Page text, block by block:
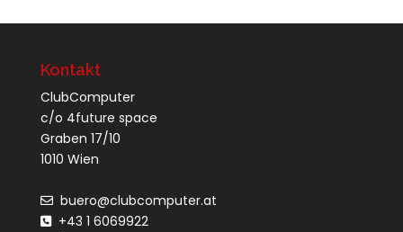
Kontakt
ClubComputer
c/o 4future space
Graben 17/10
1010 Wien
buero@clubcomputer.at
+43 1 6069922